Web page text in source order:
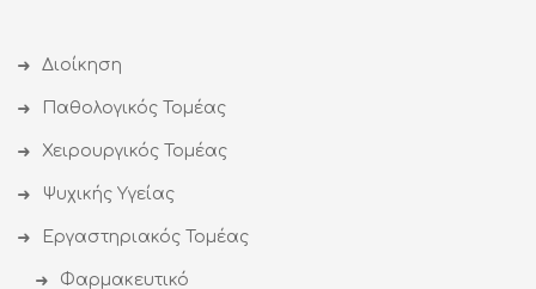
Διοίκηση
Παθολογικός Τομέας
Χειρουργικός Τομέας
Ψυχικής Υγείας
Εργαστηριακός Τομέας
Φαρμακευτικό